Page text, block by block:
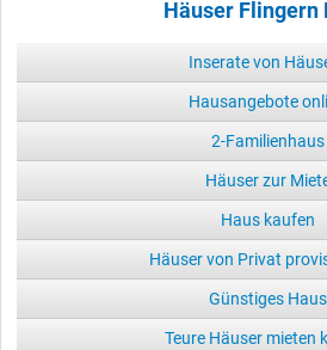
Häuser Flingern
Inserate von
Hausangebote
2-Familienhaus
Häuser zur
Haus kaufen
Häuser von Privat
Günstiges Haus
Teure Häuser mieten